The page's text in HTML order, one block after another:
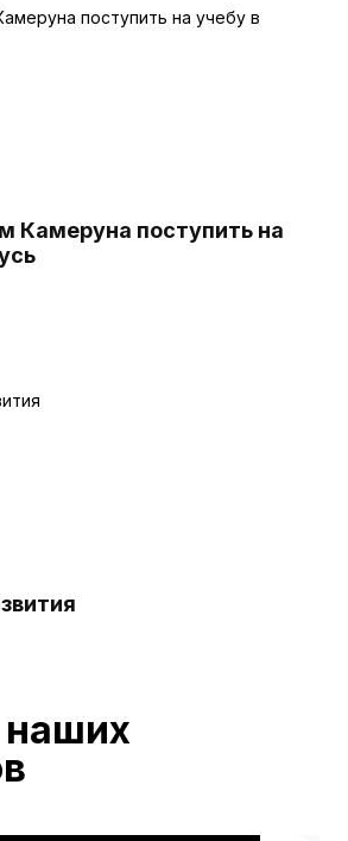
Камеруна поступить на